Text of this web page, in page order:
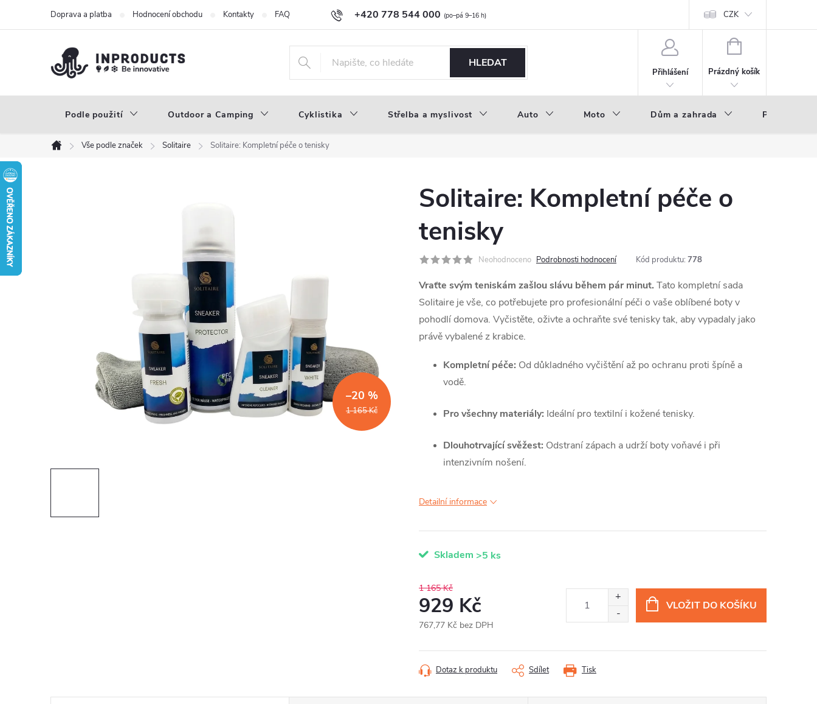
+420 778 544 000
info@inproducts.cz
Doprava a platba Hodnocení obchodu Kontakty FAQ Novinky Náš příběh Průvodce materiály CZK
HLEDAT
Přihlášení
NÁKUPNÍ
Prázdný košík
Podle použití Outdoor a Camping Cyklistika Střelba a myslivost Auto Moto Dům a zahrada
Domů
Vše podle značek Solitaire Solitaire: Kompletní péče o tenisky
1 165 Kč
–20 %
Solitaire: Kompletní péče o
tenisky
Neohodnoceno Podrobnosti hodnocení Kód produktu: 778
Vraťte svým teniskám zašlou slávu během pár minut. Tato kompletní sada
Solitaire je vše, co potřebujete pro profesionální péči o vaše oblíbené boty v
pohodlí domova. Vyčistěte, oživte a ochraňte své tenisky tak, aby vypadaly jako
právě vybalené z krabice.
Kompletní péče: Od důkladného vyčištění až po ochranu proti špíně a
vodě.
Pro všechny materiály: Ideální pro textilní i kožené tenisky.
Dlouhotrvající svěžest: Odstraní zápach a udrží boty voňavé i při
intenzivním nošení.
Detailní informace
Skladem >5 ks
1 165 Kč
929 Kč
767,77 Kč bez DPH
cena:
VLOŽIT DO KOŠÍKU
Tisk
Dotaz k produktu Sdílet